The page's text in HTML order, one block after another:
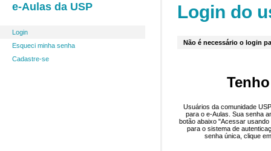
e-Aulas da USP
Login
Esqueci minha senha
Cadastre-se
Login do
Não é necessário o login
Usuários da comunidade
para o e-Aulas. Sua senha
botão abaixo "Acessar
para o sistema de
senha única, clique